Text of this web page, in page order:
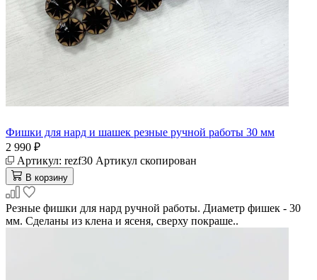
Фишки для нард и шашек резные ручной работы 30 мм
2 990 ₽
Артикул: rezf30 Артикул скопирован
В корзину
Резные фишки для нард ручной работы. Диаметр фишек - 30
мм. Сделаны из клена и ясеня, сверху покраше..